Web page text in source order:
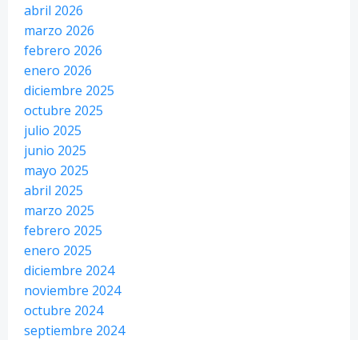
abril 2026
marzo 2026
febrero 2026
enero 2026
diciembre 2025
octubre 2025
julio 2025
junio 2025
mayo 2025
abril 2025
marzo 2025
febrero 2025
enero 2025
diciembre 2024
noviembre 2024
octubre 2024
septiembre 2024